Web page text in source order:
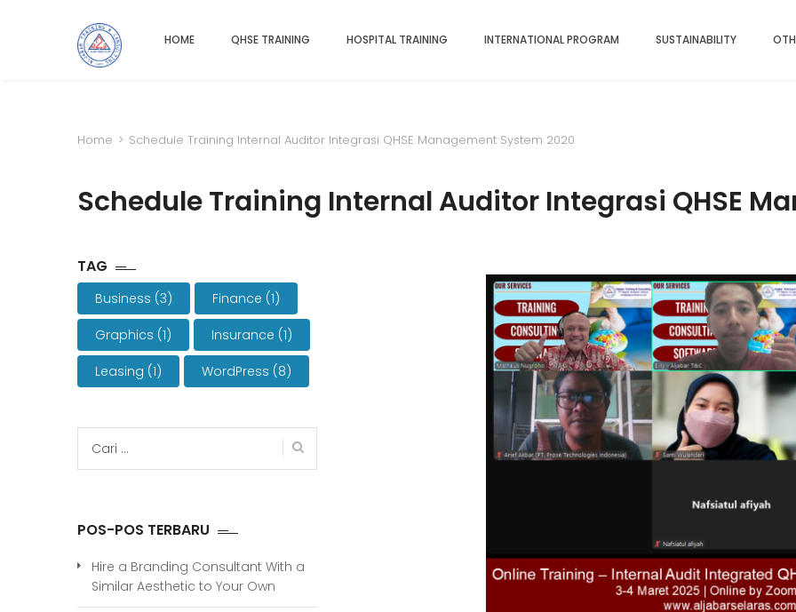
HOME QHSE TRAINING HOSPITAL TRAINING INTERNATIONAL PROGRAM SUSTAINABILITY
Home > Schedule Training Internal Auditor Integrasi QHSE Management System 2020
Schedule Training Internal Auditor Integrasi QHSE
TAG
Business (3) Finance (1)
Graphics (1) Insurance (1)
Leasing (1) WordPress (8)
untuk:
POS-POS TERBARU
Hire a Branding Consultant With a
Similar Aesthetic to Your Own